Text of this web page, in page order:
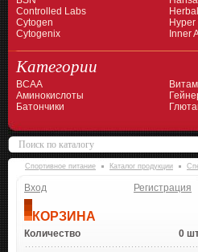
Controlled Labs
Cytogen
Cytogenix
Hyper
Inner
Категории
BCAA
Аминокислоты
Батончики
Спортивное питание Каталог продукции
Вход Регистрация
КОРЗИНА
Количество 0